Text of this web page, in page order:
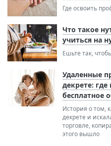
Где освоить
Что такое
учиться на
Ешьте так,
Удаленные
декрете:
бесплатное
История о том,
декрете и
торговле,
этого вышло